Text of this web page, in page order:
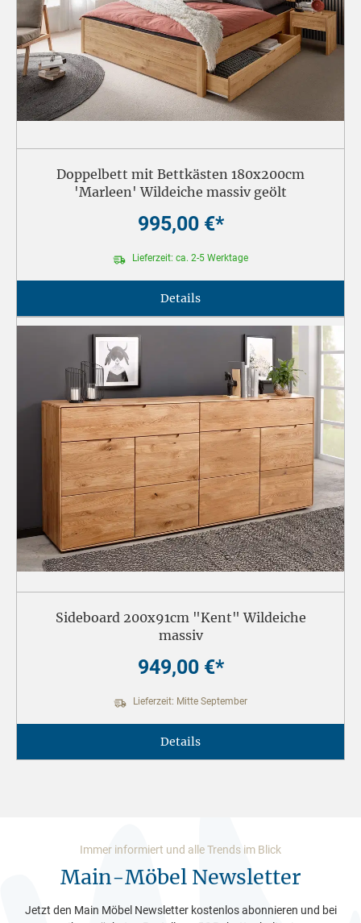
Doppelbett mit Bettkästen 180x200cm
'Marleen' Wildeiche massiv geölt
995,00 €*
Lieferzeit: ca. 2-5 Werktage
Details
Sideboard 200x91cm "Kent" Wildeiche
massiv
949,00 €*
Lieferzeit: Mitte September
Details
Immer informiert und alle Trends im Blick
Main-Möbel Newsletter
Jetzt den Main Möbel Newsletter kostenlos abonnieren und bei